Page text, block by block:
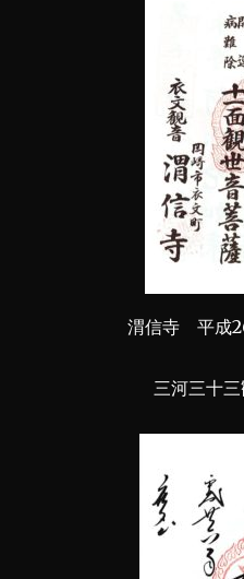
渭信寺 平成
三河三十三